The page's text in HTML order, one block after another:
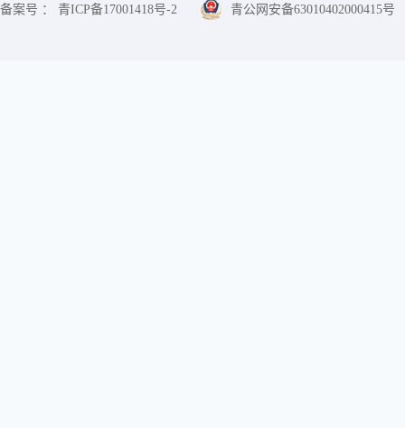
备案号 ： 青ICP备17001418号-2 青公网安备63010402000415号